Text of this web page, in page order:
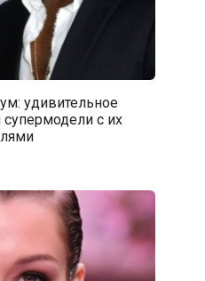
удивительное
супермодели с их